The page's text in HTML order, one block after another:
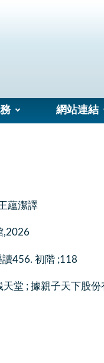
網站連結
蘊潔譯
,2026
456. 初階 ;118
堂 ; 據親子天下股